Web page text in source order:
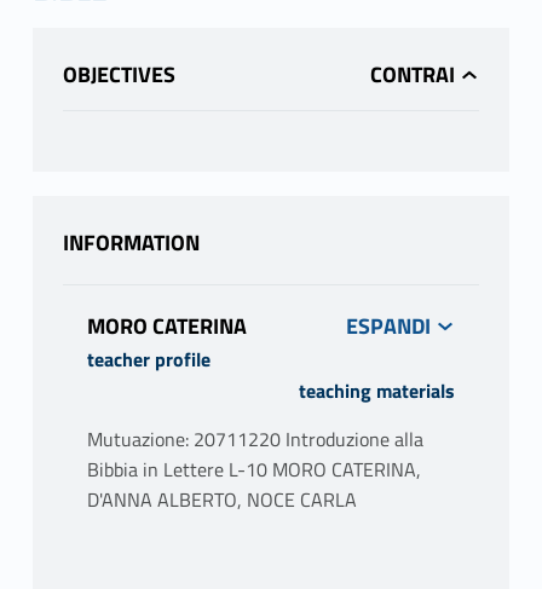
OBJECTIVES
INFORMATION
MORO CATERINA
teacher profile
teaching materials
Mutuazione: 20711220 Introduzione alla
Bibbia in Lettere L-10 MORO CATERINA,
D'ANNA ALBERTO, NOCE CARLA